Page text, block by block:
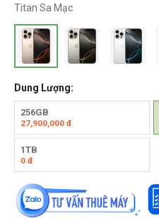
Titan Sa Mạc
Dung Lượng:
256GB
27,900,000 đ
1TB
0 đ